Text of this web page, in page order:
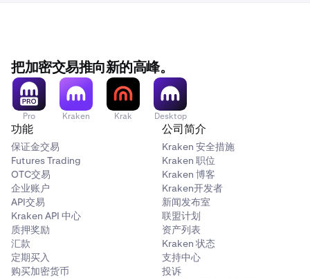
把加密交易推向新的高峰。
Pro Kraken Krak Desktop
功能
保证金交易
Futures Trading
OTC交易
企业账户
API交易
Kraken API 中心
质押奖励
汇款
定期买入
购买加密货币
公司简介
Kraken 安全措施
Kraken 职位
Kraken 博客
Kraken开发者
新闻发布室
联盟计划
资产列表
Kraken 状态
支持中心
投诉